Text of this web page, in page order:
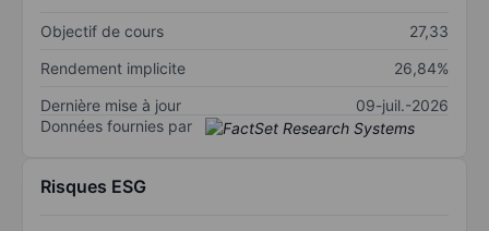
Objectif de cours
27,33
Rendement implicite
26,84%
Dernière mise à jour
09-juil.-2026
Données fournies par
Risques ESG